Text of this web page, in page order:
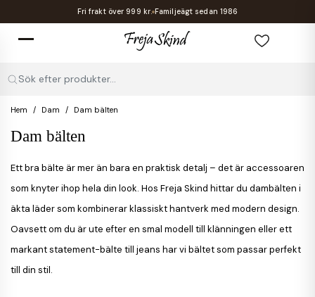
Fri frakt över 999 kr. Familjeägt sedan 1986
Sök efter produkter...
Hem Dam Dam bälten
Dam bälten
Ett bra bälte är mer än bara en praktisk detalj – det är accessoaren
som knyter ihop hela din look. Hos Freja Skind hittar du dambälten i
äkta läder som kombinerar klassiskt hantverk med modern design.
Oavsett om du är ute efter en smal modell till klänningen eller ett
markant statement-bälte till jeans har vi bältet som passar perfekt
till din stil.